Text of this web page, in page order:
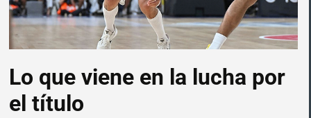
Lo que viene en la lucha por
el título